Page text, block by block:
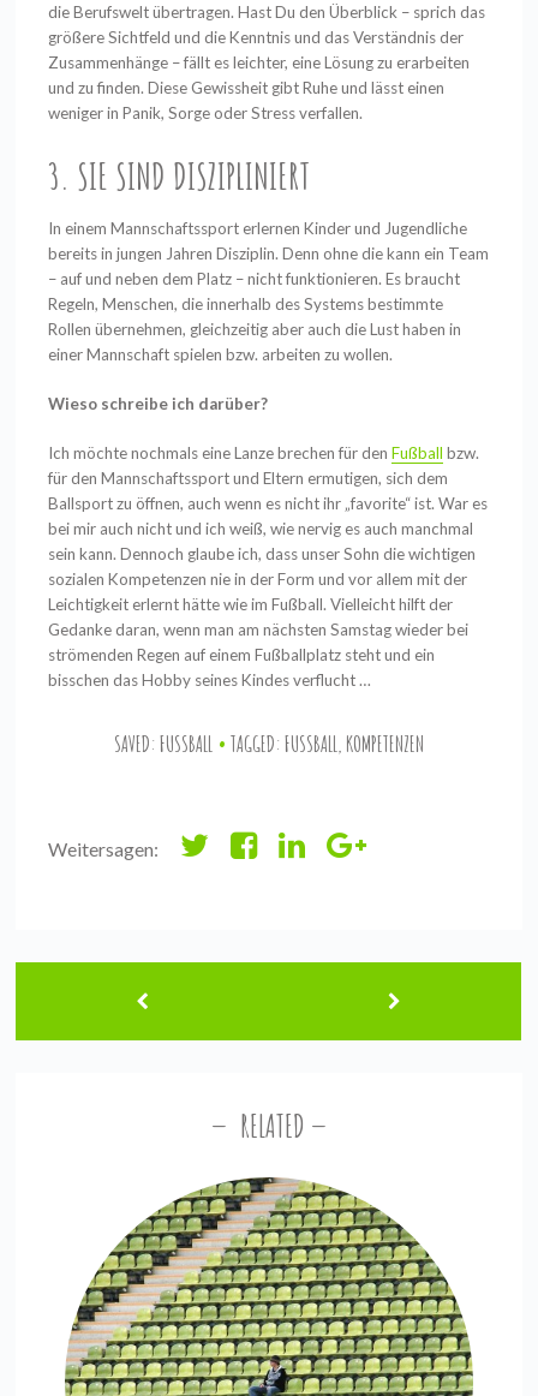
die Berufswelt übertragen. Hast Du den Überblick – sprich das
größere Sichtfeld und die Kenntnis und das Verständnis der
Zusammenhänge – fällt es leichter, eine Lösung zu erarbeiten
und zu finden. Diese Gewissheit gibt Ruhe und lässt einen
weniger in Panik, Sorge oder Stress verfallen.
3. SIE SIND DISZIPLINIERT
In einem Mannschaftssport erlernen Kinder und Jugendliche
bereits in jungen Jahren Disziplin. Denn ohne die kann ein Team
– auf und neben dem Platz – nicht funktionieren. Es braucht
Regeln, Menschen, die innerhalb des Systems bestimmte
Rollen übernehmen, gleichzeitig aber auch die Lust haben in
einer Mannschaft spielen bzw. arbeiten zu wollen.
Wieso schreibe ich darüber?
Ich möchte nochmals eine Lanze brechen für denFußball bzw.
für den Mannschaftssport und Eltern ermutigen, sich dem
Ballsport zu öffnen, auch wenn es nicht ihr „favorite“ ist. War es
bei mir auch nicht und ich weiß, wie nervig es auch manchmal
sein kann. Dennoch glaube ich, dass unser Sohn die wichtigen
sozialen Kompetenzen nie in der Form und vor allem mit der
Leichtigkeit erlernt hätte wie im Fußball. Vielleicht hilft der
Gedanke daran, wenn man am nächsten Samstag wieder bei
strömenden Regen auf einem Fußballplatz steht und ein
bisschen das Hobby seines Kindes verflucht …
SAVED: FUSSBALL TAGGED:FUSSBALL KOMPETENZEN
Weitersagen:
RELATED